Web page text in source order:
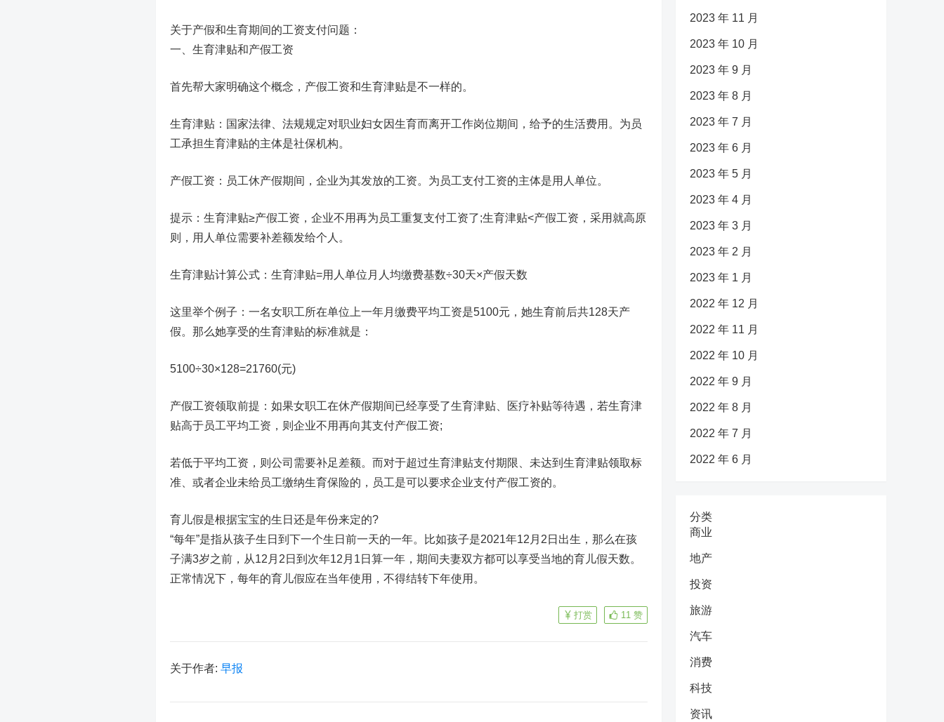
关于产假和生育期间的工资支付问题：
一、生育津贴和产假工资
首先帮大家明确这个概念，产假工资和生育津贴是不一样的。
生育津贴：国家法律、法规规定对职业妇女因生育而离开工作岗位期间，给予的生活费用。为员
工承担生育津贴的主体是社保机构。
产假工资：员工休产假期间，企业为其发放的工资。为员工支付工资的主体是用人单位。
提示：生育津贴≥产假工资，企业不用再为员工重复支付工资了;生育津贴<产假工资，采用就高原
则，用人单位需要补差额发给个人。
生育津贴计算公式：生育津贴=用人单位月人均缴费基数÷30天×产假天数
这里举个例子：一名女职工所在单位上一年月缴费平均工资是5100元，她生育前后共128天产
假。那么她享受的生育津贴的标准就是：
5100÷30×128=21760(元)
产假工资领取前提：如果女职工在休产假期间已经享受了生育津贴、医疗补贴等待遇，若生育津
贴高于员工平均工资，则企业不用再向其支付产假工资;
若低于平均工资，则公司需要补足差额。而对于超过生育津贴支付期限、未达到生育津贴领取标
准、或者企业未给员工缴纳生育保险的，员工是可以要求企业支付产假工资的。
育儿假是根据宝宝的生日还是年份来定的?
“每年”是指从孩子生日到下一个生日前一天的一年。比如孩子是2021年12月2日出生，那么在孩
子满3岁之前，从12月2日到次年12月1日算一年，期间夫妻双方都可以享受当地的育儿假天数。
正常情况下，每年的育儿假应在当年使用，不得结转下年使用。
11 赞
打赏
关于作者: 早报
2023 年 11 月
2023 年 10 月
2023 年 9 月
2023 年 8 月
2023 年 7 月
2023 年 6 月
2023 年 5 月
2023 年 4 月
2023 年 3 月
2023 年 2 月
2023 年 1 月
2022 年 12 月
2022 年 11 月
2022 年 10 月
2022 年 9 月
2022 年 8 月
2022 年 7 月
2022 年 6 月
分类
商业
地产
投资
旅游
汽车
消费
科技
资讯